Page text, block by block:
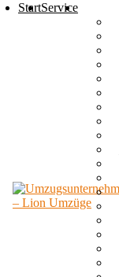
StartService